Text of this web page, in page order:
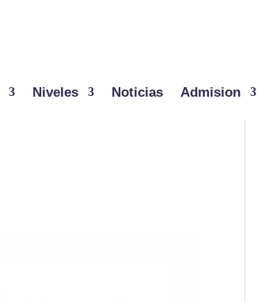
Niveles Noticias Admision